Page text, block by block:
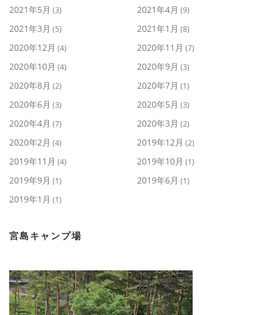
2021年5月 (3) 2021年4月 (9)
2021年3月 (5) 2021年1月 (8)
2020年12月 (4) 2020年11月 (7)
2020年10月 (4) 2020年9月 (3)
2020年8月 (2) 2020年7月 (1)
2020年6月 (3) 2020年5月 (3)
2020年4月 (7) 2020年3月 (2)
2020年2月 (4) 2019年12月 (2)
2019年11月 (4) 2019年10月 (1)
2019年9月 (1) 2019年6月 (1)
2019年1月 (1)
宮島キャンプ場